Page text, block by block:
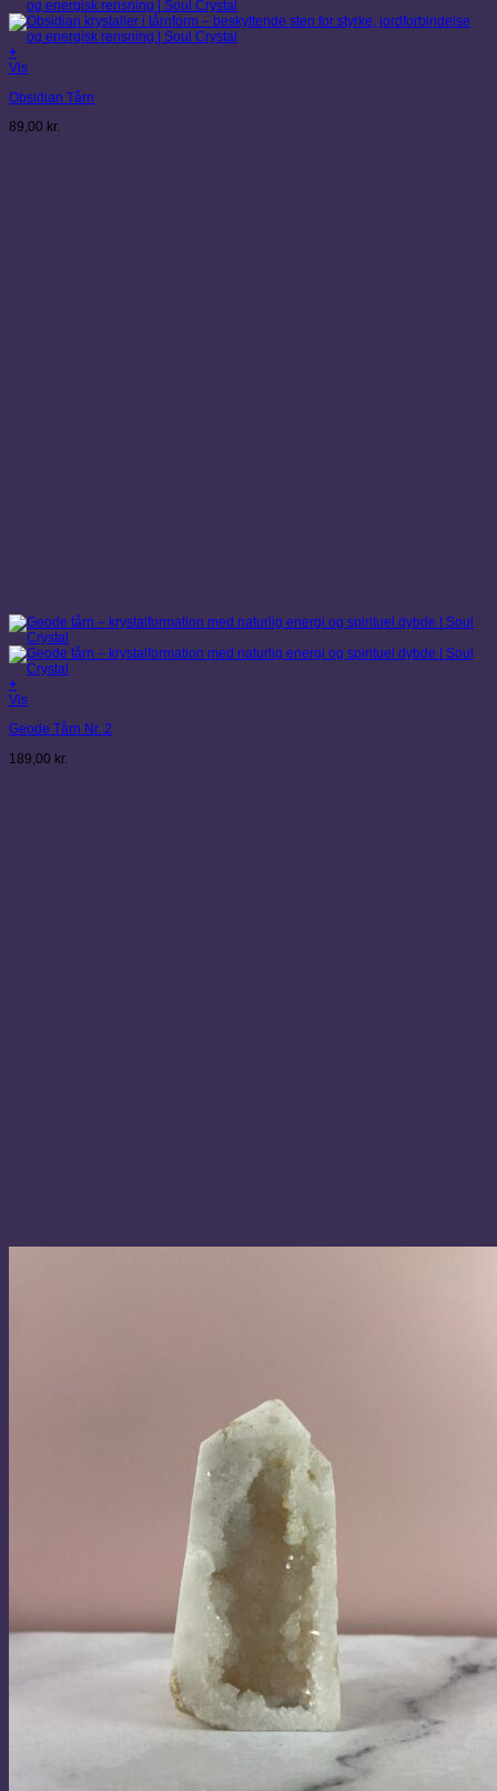
+
Vis
Obsidian Tårn
89,00 kr.
+
Vis
Geode Tårn Nr. 2
189,00 kr.